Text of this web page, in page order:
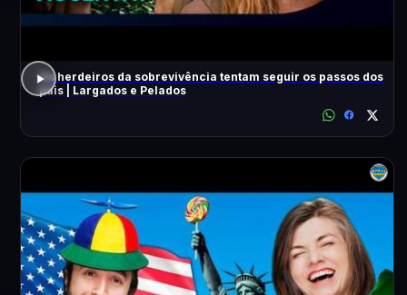
Os herdeiros da sobrevivência tentam seguir os passos dos
pais | Largados e Pelados